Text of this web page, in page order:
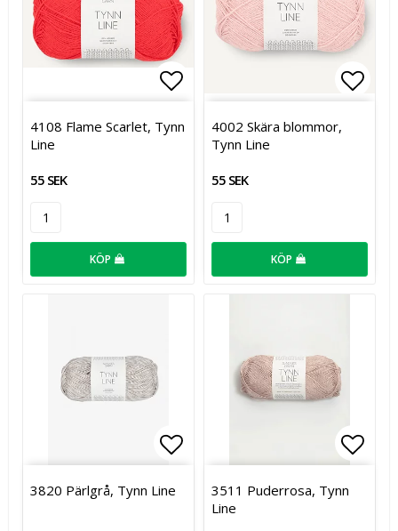
Lägg till i favoritlistan
4108 Flame Scarlet, Tynn
Line
55 SEK
KÖP
4002 Skära blommor,
Tynn Line
55 SEK
KÖP
Lägg till i favoritlistan
3820 Pärlgrå, Tynn Line
3511 Puderrosa, Tynn
Line